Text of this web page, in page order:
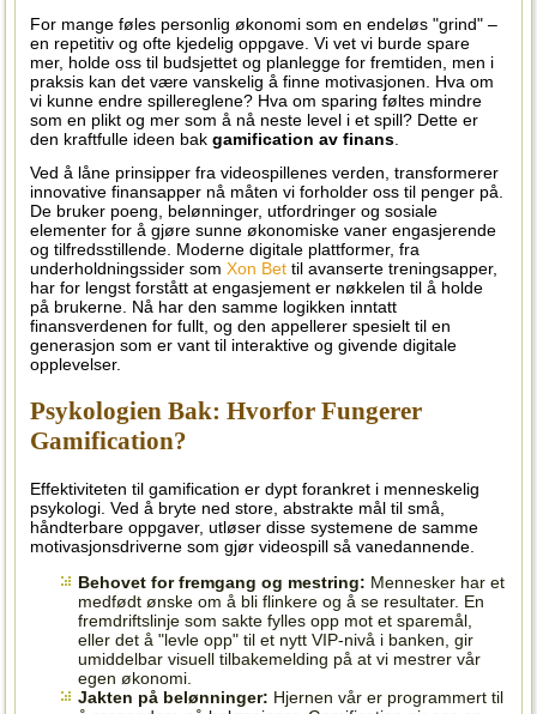
For mange føles personlig økonomi som en endeløs "grind" –
en repetitiv og ofte kjedelig oppgave. Vi vet vi burde spare
mer, holde oss til budsjettet og planlegge for fremtiden, men i
praksis kan det være vanskelig å finne motivasjonen. Hva om
vi kunne endre spillereglene? Hva om sparing føltes mindre
som en plikt og mer som å nå neste level i et spill? Dette er
den kraftfulle ideen bakgamification av finans
Ved å låne prinsipper fra videospillenes verden, transformerer
innovative finansapper nå måten vi forholder oss til penger på.
De bruker poeng, belønninger, utfordringer og sosiale
elementer for å gjøre sunne økonomiske vaner engasjerende
og tilfredsstillende. Moderne digitale plattformer, fra
underholdningssider somXon Bet til avanserte treningsapper,
har for lengst forstått at engasjement er nøkkelen til å holde
på brukerne. Nå har den samme logikken inntatt
finansverdenen for fullt, og den appellerer spesielt til en
generasjon som er vant til interaktive og givende digitale
opplevelser.
Psykologien Bak: Hvorfor Fungerer
Gamification?
Effektiviteten til gamification er dypt forankret i menneskelig
psykologi. Ved å bryte ned store, abstrakte mål til små,
håndterbare oppgaver, utløser disse systemene de samme
motivasjonsdriverne som gjør videospill så vanedannende.
Behovet for fremgang og mestring: Mennesker har et
medfødt ønske om å bli flinkere og å se resultater. En
fremdriftslinje som sakte fylles opp mot et sparemål,
eller det å "levle opp" til et nytt VIP-nivå i banken, gir
umiddelbar visuell tilbakemelding på at vi mestrer vår
egen økonomi.
Jakten på belønninger: Hjernen vår er programmert til